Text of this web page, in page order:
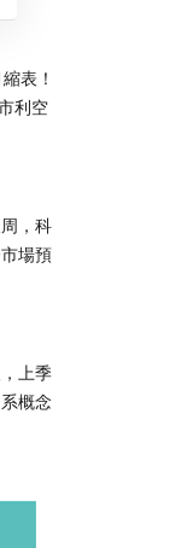
表！
利空
，科
場預
上季
概念